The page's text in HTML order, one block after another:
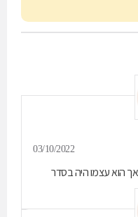
03/10/2022
הוא עצמו היה בסדר